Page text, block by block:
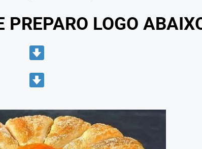
PREPARO LOGO